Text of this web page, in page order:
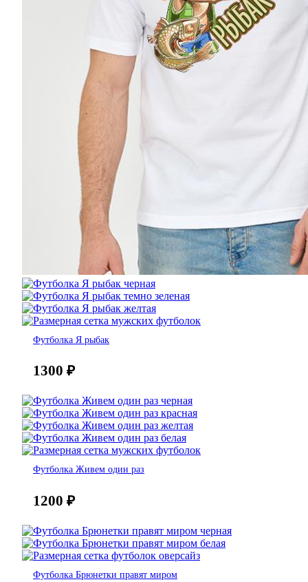
Футболка Я рыбак
1300 ₽
Футболка Живем один раз
1200 ₽
Футболка Брюнетки правят миром